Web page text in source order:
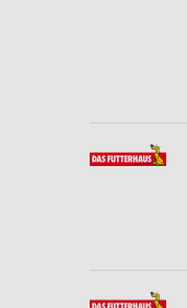
Notwendig